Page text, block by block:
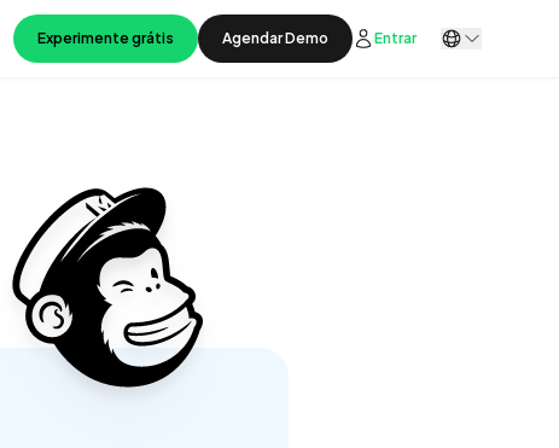
Experimente grátis Agendar Demo Entrar